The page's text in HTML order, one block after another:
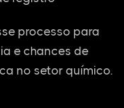
processo para
e chances de
no setor químico.